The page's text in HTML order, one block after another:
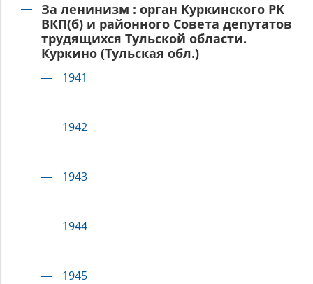
За ленинизм : орган Куркинского РК
ВКП(б) и районного Совета депутатов
трудящихся Тульской области.
Куркино (Тульская обл.)
1941
1942
1943
1944
1945